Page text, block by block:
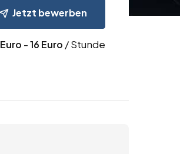
Jetzt bewerben
Euro -16 Euro / Stunde